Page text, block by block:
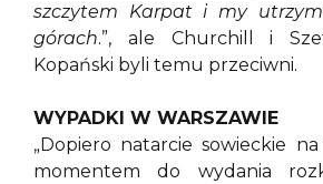
szczytem Karpat i my
górach.”, ale Churchill i
Kopański byli temu przeciwni.
WYPADKI W WARSZAWIE
„Dopiero natarcie sowieckie na
momentem do wydania